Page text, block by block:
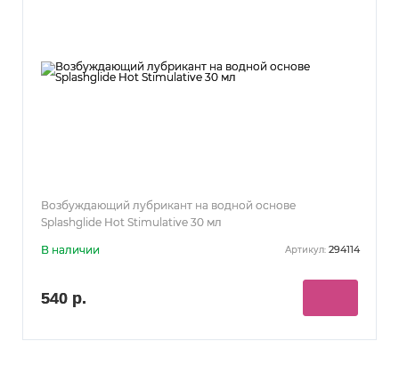
Возбуждающий лубрикант на водной основе
Splashglide Hot Stimulative 30 мл
В наличии Артикул: 294114
540 р.